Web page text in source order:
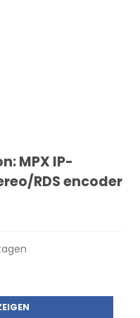
MPX IP-
RDS encoder